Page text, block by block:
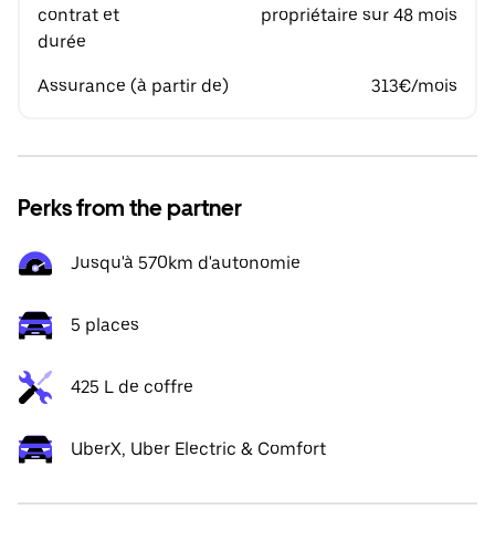
contrat et
durée
propriétaire sur 48 mois
Assurance (à partir de) 313€/mois
Perks from the partner
Jusqu'à 570km d'autonomie
5 places
425 L de coffre
UberX, Uber Electric & Comfort